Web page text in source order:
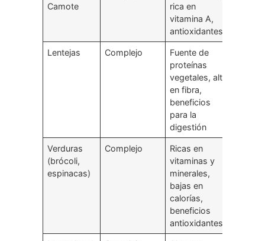
Camote
rica en
vitamina A,
antioxidantes
Lentejas Complejo
Fuente de
proteínas
vegetales, alta
en fibra,
beneficios
para la
digestión
Verduras
(brócoli,
espinacas)
Complejo
Ricas en
vitaminas y
minerales,
bajas en
calorías,
beneficios
antioxidantes